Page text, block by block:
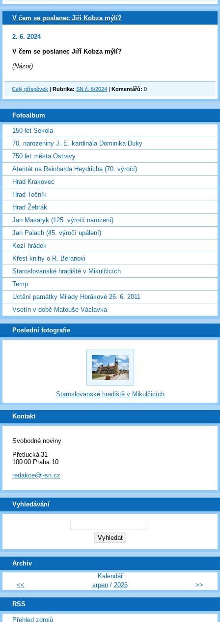
V čem se poslanec Jiří Kobza mýlí?
2. 6. 2024
V čem se poslanec Jiří Kobza mýlí?
(Názor)
Celý příspěvek |Rubrika: SN č. 6/2024 |Komentářů: 0
Fotoalbum
150 let Sokola
70. narozeniny J. E. kardinála Dominika Duky
750 let města Ostravy
Atentát na Reinharda Heydricha (70. výročí)
Hrad Krakovec
Hrad Točník
Hrad Žebrák
Jan Masaryk (125. výročí narození)
Jan Palach (45. výročí upálení)
Kozí hrádek
Křest knihy o R. Beranovi
Staroslovanské hradiště v Mikulčicích
Temp
Uctění památky Milady Horákové 26. 6. 2011
Vsetín v době Matouše Václavka
Poslední fotografie
Staroslovanské hradiště v Mikulčicích
Kontakt
Svobodné noviny
Přetlucká 31
100 00 Praha 10
redakce@i-sn.cz
Vyhledávání
Archiv
Kalendář
<<
srpen/ 2026 >>
RSS
Přehled zdrojů